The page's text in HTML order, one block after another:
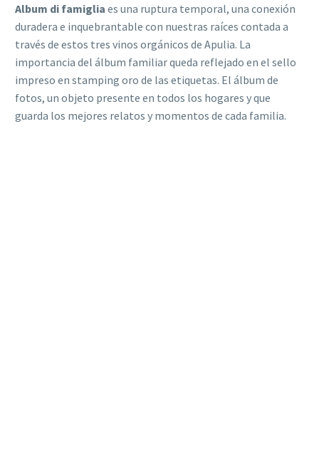
Album di famiglia es una ruptura temporal, una conexión
duradera e inquebrantable con nuestras raíces contada a
través de estos tres vinos orgánicos de Apulia. La
importancia del álbum familiar queda reflejado en el sello
impreso en stamping oro de las etiquetas. El álbum de
fotos, un objeto presente en todos los hogares y que
guarda los mejores relatos y momentos de cada familia.